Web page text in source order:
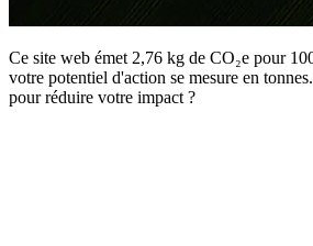
Ce site web émet 2,76 kg de CO₂e pour
votre potentiel d'action se mesure en
pour réduire votre impact ?